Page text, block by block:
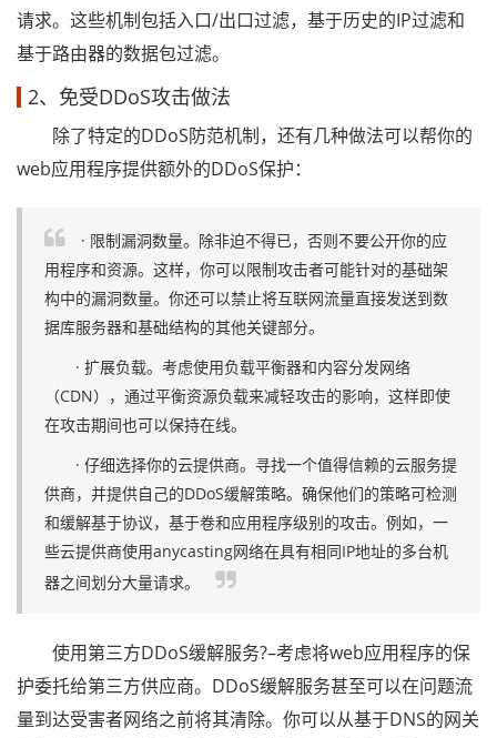
请求。这些机制包括入口/出口过滤，基于历史的IP过滤和
基于路由器的数据包过滤。
2、免受DDoS攻击做法
除了特定的DDoS防范机制，还有几种做法可以帮你的
web应用程序提供额外的DDoS保护：
· 限制漏洞数量。除非迫不得已，否则不要公开你的应
用程序和资源。这样，你可以限制攻击者可能针对的基础架
构中的漏洞数量。你还可以禁止将互联网流量直接发送到数
据库服务器和基础结构的其他关键部分。
· 扩展负载。考虑使用负载平衡器和内容分发网络
（CDN），通过平衡资源负载来减轻攻击的影响，这样即使
在攻击期间也可以保持在线。
· 仔细选择你的云提供商。寻找一个值得信赖的云服务提
供商，并提供自己的DDoS缓解策略。确保他们的策略可检测
和缓解基于协议，基于卷和应用程序级别的攻击。例如，一
些云提供商使用anycasting网络在具有相同IP地址的多台机
器之间划分大量请求。
使用第三方DDoS缓解服务?–考虑将web应用程序的保
护委托给第三方供应商。DDoS缓解服务甚至可以在问题流
量到达受害者网络之前将其清除。你可以从基于DNS的网关